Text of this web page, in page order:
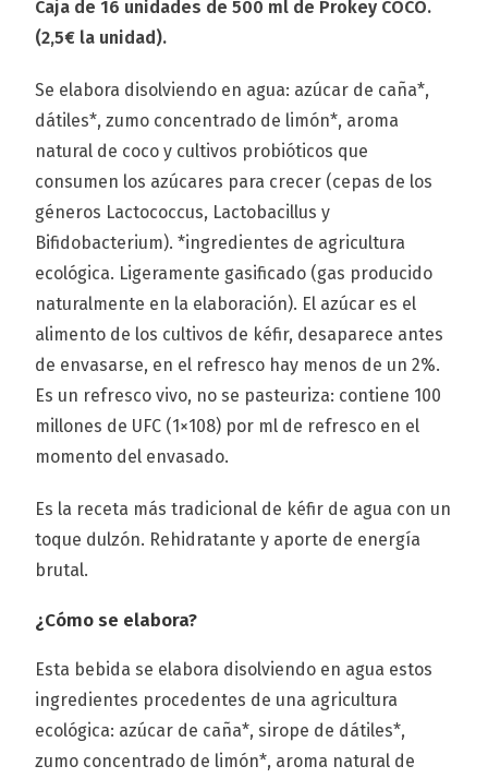
Caja de 16 unidades de 500 ml de Prokey COCO.
(2,5€ la unidad).
Se elabora disolviendo en agua: azúcar de caña*,
dátiles*, zumo concentrado de limón*, aroma
natural de coco y cultivos probióticos que
consumen los azúcares para crecer (cepas de los
géneros Lactococcus, Lactobacillus y
Bifidobacterium). *ingredientes de agricultura
ecológica. Ligeramente gasificado (gas producido
naturalmente en la elaboración). El azúcar es el
alimento de los cultivos de kéfir, desaparece antes
de envasarse, en el refresco hay menos de un 2%.
Es un refresco vivo, no se pasteuriza: contiene 100
millones de UFC (1×108) por ml de refresco en el
momento del envasado.
Es la receta más tradicional de kéfir de agua con un
toque dulzón. Rehidratante y aporte de energía
brutal.
¿Cómo se elabora?
Esta bebida se elabora disolviendo en agua estos
ingredientes procedentes de una agricultura
ecológica: azúcar de caña*, sirope de dátiles*,
zumo concentrado de limón*, aroma natural de